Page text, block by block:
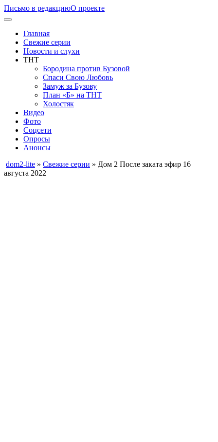
Письмо в редакциюО проекте
Главная
Свежие серии
Новости и слухи
ТНТ
Бородина против Бузовой
Спаси Свою Любовь
Замуж за Бузову
План «Б» на ТНТ
Холостяк
Видео
Фото
Соцсети
Опросы
Анонсы
dom2-lite » Свежие серии » Дом 2 После заката эфир 16
августа 2022